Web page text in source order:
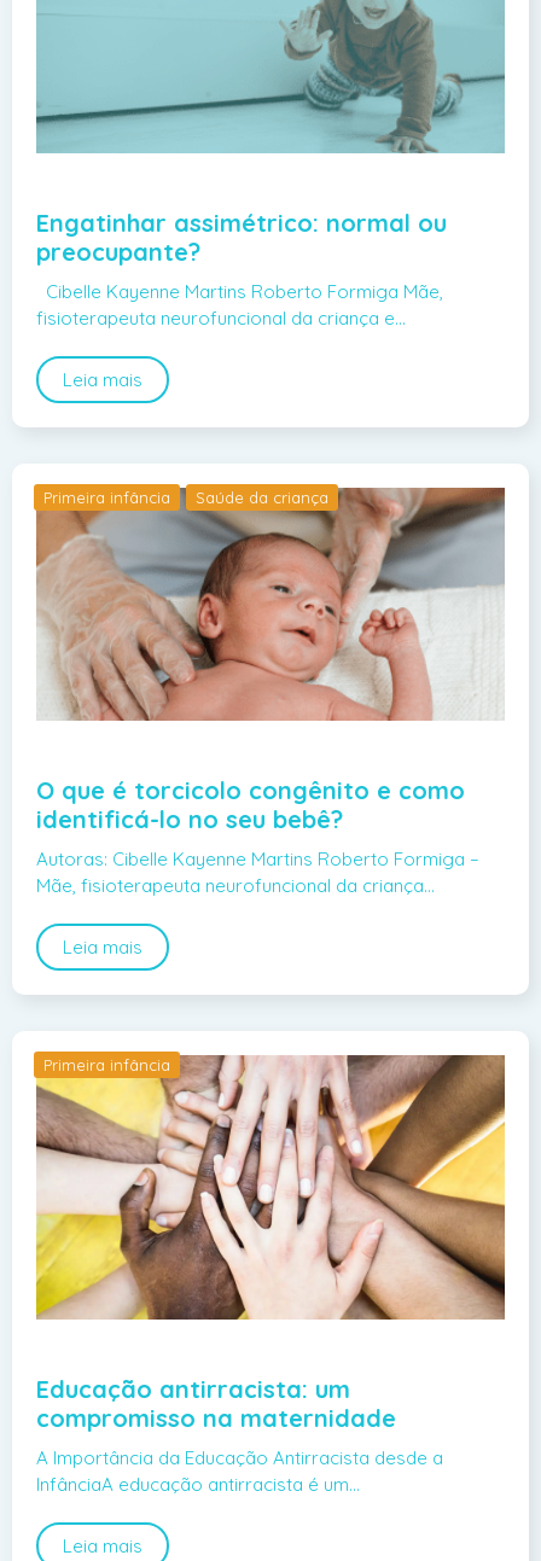
Engatinhar assimétrico: normal ou
preocupante?
Cibelle Kayenne Martins Roberto Formiga Mãe,
fisioterapeuta neurofuncional da criança e…
Leia mais
Primeira infância Saúde da criança
O que é torcicolo congênito e como
identificá-lo no seu bebê?
Autoras: Cibelle Kayenne Martins Roberto Formiga –
Mãe, fisioterapeuta neurofuncional da criança…
Leia mais
Primeira infância
Educação antirracista: um
compromisso na maternidade
A Importância da Educação Antirracista desde a
InfânciaA educação antirracista é um…
Leia mais